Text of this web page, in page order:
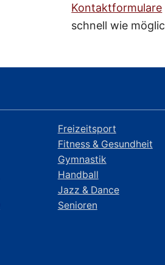
Kontaktformulare
schnell wie
Freizeitsport
Fitness & Gesundheit
Gymnastik
Handball
Jazz & Dance
Senioren